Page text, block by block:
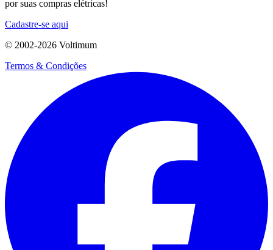
por suas compras elétricas!
Cadastre-se aqui
© 2002-2026 Voltimum
Termos & Condições